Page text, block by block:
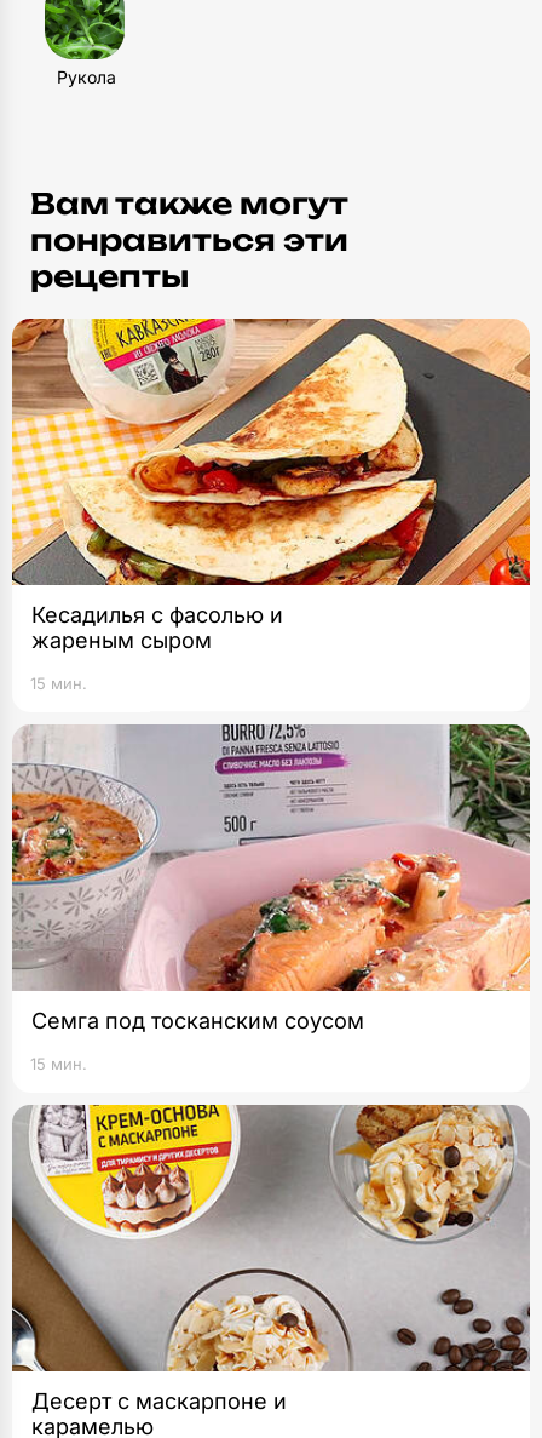
Рукола
Вам также могут
понравиться эти
рецепты
​​​​​​​Кесадилья с фасолью и
жареным сыром
15 мин.
Семга под тосканским соусом
15 мин.
Десерт с маскарпоне и
карамелью